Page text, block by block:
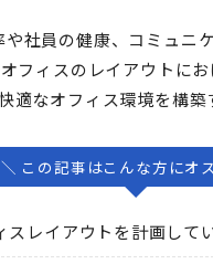
や社員の健康、コミュニ
フィスのレイアウトに
適なオフィス環境を構築
＼ この記事はこんな方にオ
スレイアウトを計画して